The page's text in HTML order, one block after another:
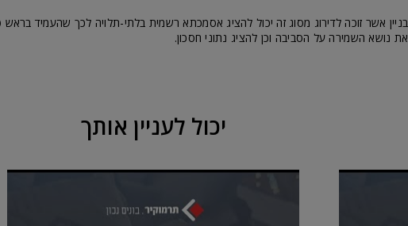
בניין אשר זוכה לדירוג מסוג זה יכול להציג אסמכתא רשמית בלתי-תלויה לכך שהעמיד בראש
את נושא השמירה על הסביבה וכן להציג נתוני חסכון.
יכול לעניין אותך